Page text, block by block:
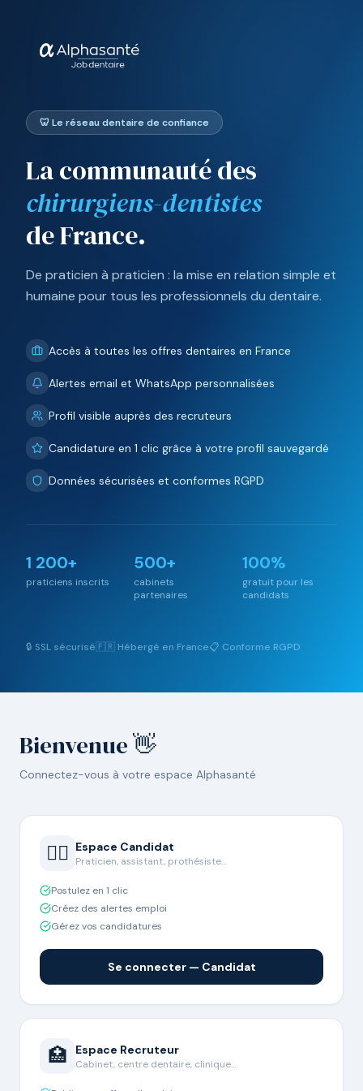
🦷 Le réseau dentaire de confiance
La communauté des
chirurgiens-dentistes
de France.
De praticien à praticien : la mise en relation simple et
humaine pour tous les professionnels du dentaire.
Accès à toutes les offres dentaires en France
Alertes email et WhatsApp personnalisées
Profil visible auprès des recruteurs
Candidature en 1 clic grâce à votre profil sauvegardé
Données sécurisées et conformes RGPD
1 200+
praticiens inscrits
500+
cabinets
partenaires
100%
gratuit pour les
candidats
🔒 SSL sécurisé🇫🇷 Hébergé en France📋 Conforme RGPD
Bienvenue 👋
Connectez-vous à votre espace Alphasanté
👨‍⚕️ Espace Candidat
Praticien, assistant, prothésiste…
Postulez en 1 clic
Créez des alertes emploi
Gérez vos candidatures
Se connecter — Candidat
🏥 Espace Recruteur
Cabinet, centre dentaire, clinique…